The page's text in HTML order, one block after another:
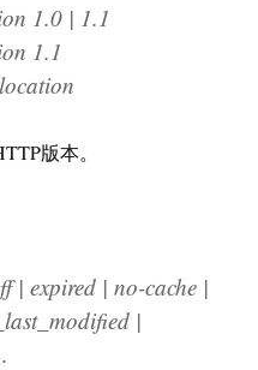
1.0 | 1.1
1.1
版本。
| expired | no-cache |
|